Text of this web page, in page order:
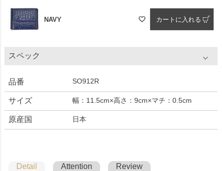
NAVY カートに入れる
スペック
品番 SO912R
サイズ 幅：11.5cm×高さ：9cm×マチ：0.5cm
原産国 日本
Detail Attention Review